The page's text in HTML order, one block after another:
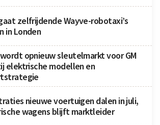
zelfrijdende Wayve-robotaxi’s
in Londen
wordt opnieuw sleutelmarkt voor GM
elektrische modellen en
nieuwe voertuigen dalen in juli,
wagens blijft marktleider